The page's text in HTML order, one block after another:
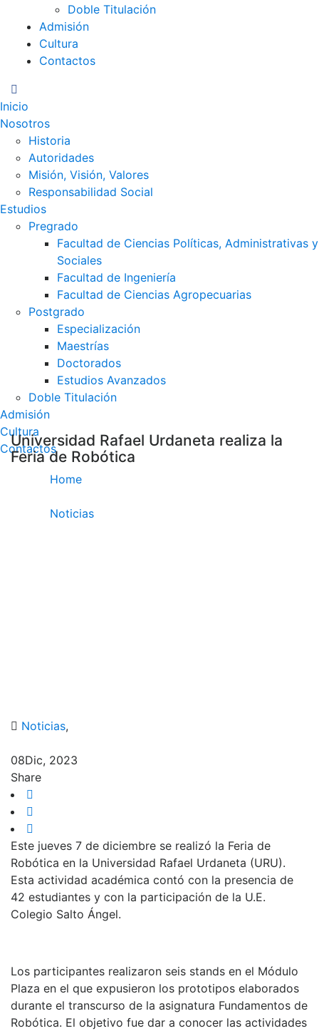
Doble Titulación
Admisión
Cultura
Contactos
Inicio
Nosotros
Historia
Autoridades
Misión, Visión, Valores
Responsabilidad Social
Estudios
Pregrado
Facultad de Ciencias Políticas, Administrativas y
Sociales
Facultad de Ingeniería
Facultad de Ciencias Agropecuarias
Postgrado
Especialización
Maestrías
Doctorados
Estudios Avanzados
Doble Titulación
Admisión
Cultura
Contactos
Universidad Rafael Urdaneta realiza la
Feria de Robótica
Home
Noticias
Noticias,
08Dic, 2023
Share
Este jueves 7 de diciembre se realizó la Feria de
Robótica en la Universidad Rafael Urdaneta (URU).
Esta actividad académica contó con la presencia de
42 estudiantes y con la participación de la U.E.
Colegio Salto Ángel.
Los participantes realizaron seis stands en el Módulo
Plaza en el que expusieron los prototipos elaborados
durante el transcurso de la asignatura Fundamentos de
Robótica. El objetivo fue dar a conocer las actividades